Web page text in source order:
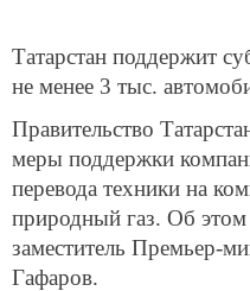
Татарстан поддержит
не менее 3 тыс.
Правительство
меры поддержки
перевода техники на
природный газ. Об
заместитель Премьер-
Гафаров.